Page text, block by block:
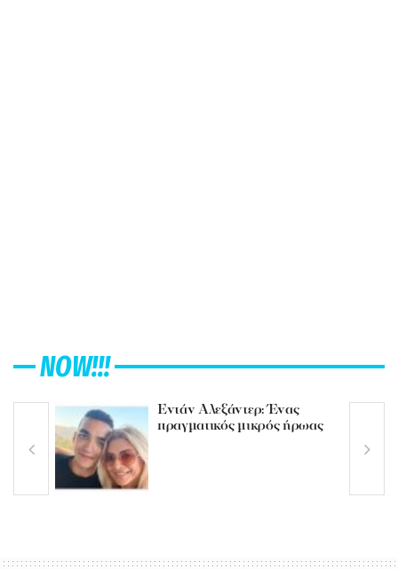
NOW!!!
Εντάν Αλεξάντερ: Ένας
πραγματικός μικρός ήρωας